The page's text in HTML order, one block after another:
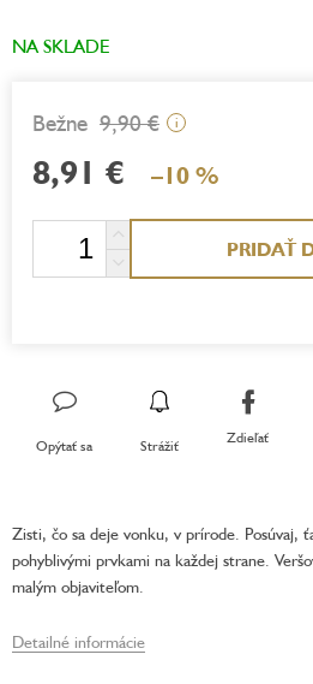
NA SKLADE
9,90 € i
8,91 € –10 %
PRIDAŤ
Opýtať sa Strážiť Zdieľať
Zisti, čo sa deje vonku, v prírode. Posúvaj,
pohyblivými prvkami na každej strane.
malým objaviteľom.
Detailné informácie